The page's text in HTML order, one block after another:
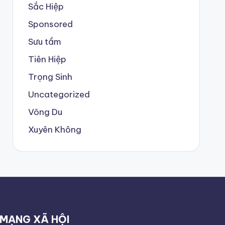
Sắc Hiệp
Sponsored
Sưu tầm
Tiên Hiệp
Trọng Sinh
Uncategorized
Võng Du
Xuyên Không
MẠNG XÃ HỘI